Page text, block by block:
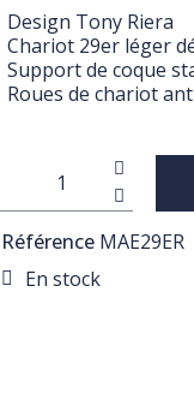
Design Tony Riera
Chariot 29er léger
Support de coque
Roues de chariot
Référence MAE29ER
En stock